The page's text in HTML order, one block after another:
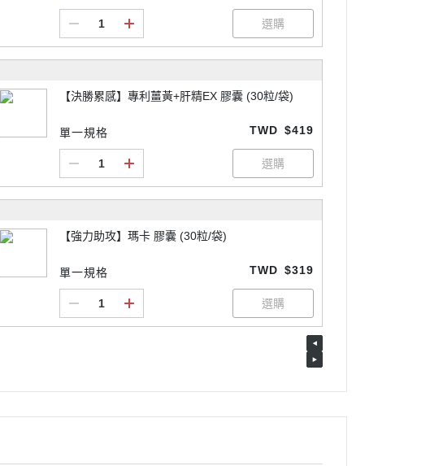
【決勝累感】專利薑黃+肝精EX 膠囊 (30粒/袋)
單一規格 TWD $419
【強力助攻】瑪卡 膠囊 (30粒/袋)
單一規格 TWD $319